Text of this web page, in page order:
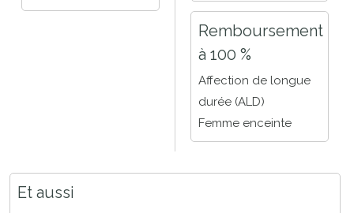
Remboursement
à 100 %
Affection de longue
durée (ALD)
Femme enceinte
Et aussi